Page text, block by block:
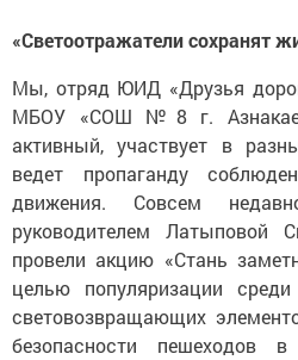
«Светоотражатели сохранят
Мы, отряд ЮИД «Друзья
МБОУ «СОШ №8 г.
активный, участвует в
ведет пропаганду
движения. Совсем
руководителем Латыповой
провели акцию «Стань
целью популяризации
световозвращающих
безопасности пешеходов